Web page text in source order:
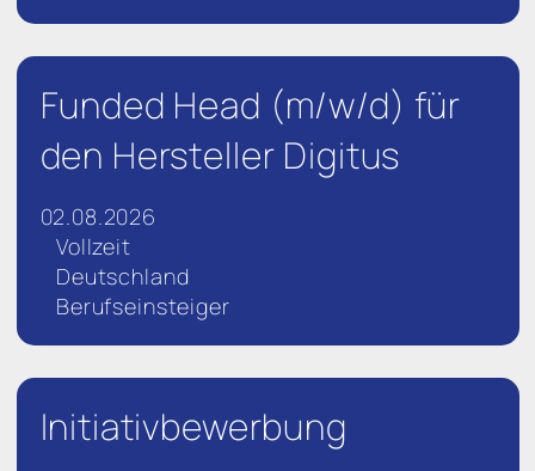
Funded Head (m/w/d) für
den Hersteller Digitus
02.08.2026
Vollzeit
Deutschland
Berufseinsteiger
Initiativbewerbung